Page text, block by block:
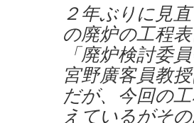
２年ぶりに見
の廃炉の工程
「廃炉検討委
宮野廣客員教
だが、今回の
えているがそ